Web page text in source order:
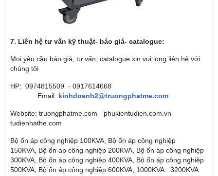
7. Liên hệ tư vấn kỹ thuật- báo giá- catalogue:
Mọi yêu cầu báo giá, tư vấn, catalogue xin vui long liên hệ với
chúng tôi
HP: 0974815509 - 0917614668
Email: kinhdoanh2@truongphatme.com
Website: truongphatme.com - phukientudien.com.vn -
tudienhathe.com
Bộ ổn áp công nghiệp 100KVA, Bộ ổn áp công nghiệp
150KVA, Bộ ổn áp công nghiệp 200KVA, Bộ ổn áp công nghiệp
300KVA, Bộ ổn áp công nghiệp 400KVA, Bộ ổn áp công nghiệp
500KVA, Bộ ổn áp công nghiệp 600KVA, 1000KVA...3200KVA